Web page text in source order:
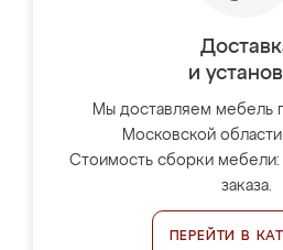
и
Мы доставляем мебель
Московской
Стоимость сборки мебели:
заказа.
ПЕРЕЙТИ В